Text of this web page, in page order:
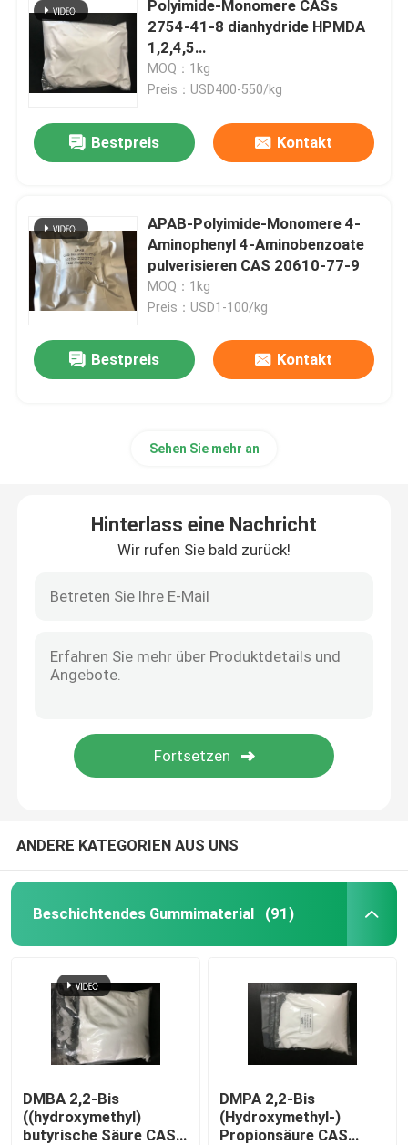
Spezielle Chemikalien
Polyimide-Monomere CASs
2754-41-8 dianhydride HPMDA
1,2,4,5
cyclohexanetetracarboxylic
MOQ：1kg
Preis：USD400-550/kg
Bestpreis Kontakt
APAB-Polyimide-Monomere 4-
Aminophenyl 4-Aminobenzoate
pulverisieren CAS 20610-77-9
MOQ：1kg
Preis：USD1-100/kg
Bestpreis Kontakt
Sehen Sie mehr an
Hinterlass eine Nachricht
Wir rufen Sie bald zurück!
ANDERE KATEGORIEN AUS UNS
Beschichtendes Gummimaterial (91)
DMBA 2,2-Bis
((hydroxymethyl)
butyrische Säure CAS
DMPA 2,2-Bis
(Hydroxymethyl-)
Propionsäure CAS